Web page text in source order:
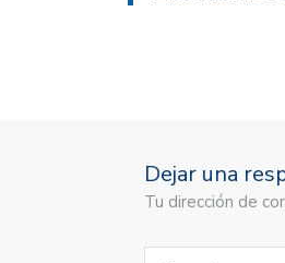
Dejar una
Tu dirección de